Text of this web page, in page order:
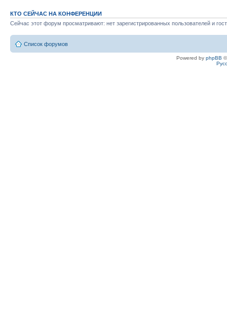
КТО СЕЙЧАС НА КОНФЕРЕНЦИИ
Сейчас этот форум просматривают: нет зарегистрированных пользователей и
Список форумов
Powered by phpBB